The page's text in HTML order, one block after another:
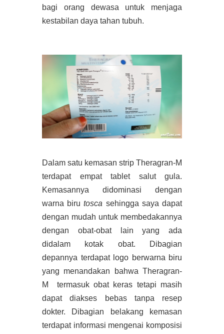
bagi orang dewasa untuk menjaga
kestabilan daya tahan tubuh.
Dalam satu kemasan strip Theragran-M
terdapat empat tablet salut gula.
Kemasannya didominasi dengan
warna birutosca sehingga saya dapat
dengan mudah untuk membedakannya
dengan obat-obat lain yang ada
didalam kotak obat. Dibagian
depannya terdapat logo berwarna biru
yang menandakan bahwa Theragran-
M termasuk obat keras tetapi masih
dapat diakses bebas tanpa resep
dokter. Dibagian belakang kemasan
terdapat informasi mengenai komposisi